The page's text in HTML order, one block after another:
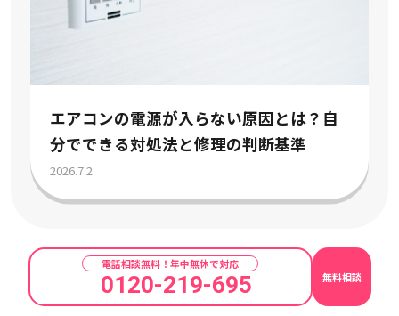
エアコンの電源が入らない原因とは？自
分でできる対処法と修理の判断基準
2026.7.2
電話相談無料！年中無休で対応
0120-219-695 無料相談